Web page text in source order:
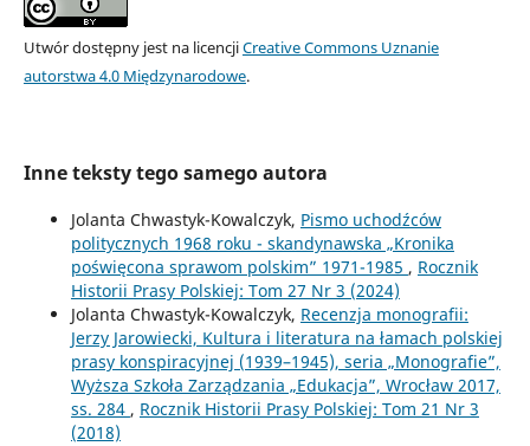
Utwór dostępny jest na licencjiCreative Commons Uznanie
autorstwa 4.0 Międzynarodowe.
Inne teksty tego samego autora
Jolanta Chwastyk-Kowalczyk, Pismo uchodźców
politycznych 1968 roku - skandynawska „Kronika
poświęcona sprawom polskim” 1971-1985 , Rocznik
Historii Prasy Polskiej: Tom 27 Nr 3 (2024)
Jolanta Chwastyk-Kowalczyk, Recenzja monografii:
Jerzy Jarowiecki, Kultura i literatura na łamach polskiej
prasy konspiracyjnej (1939–1945), seria „Monografie”,
Wyższa Szkoła Zarządzania „Edukacja”, Wrocław 2017,
ss. 284 , Rocznik Historii Prasy Polskiej: Tom 21 Nr 3
(2018)